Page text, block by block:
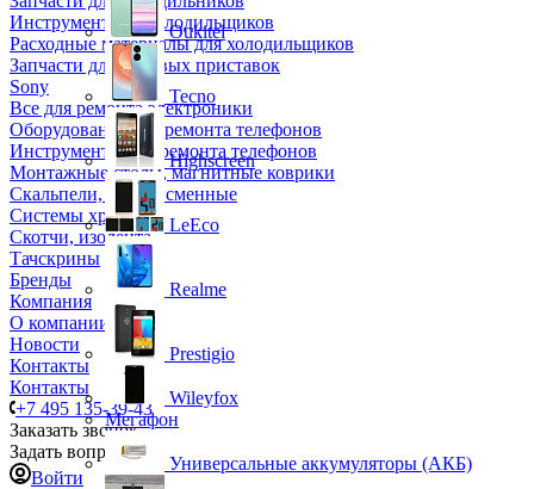
Инструмент для холодильщиков
Расходные материалы для холодильщиков
Запчасти для игровых приставок
Sony
Все для ремонта электроники
Оборудование для ремонта телефонов
Инструменты для ремонта телефонов
Монтажные столы, магнитные коврики
Скальпели, лезвия сменные
Системы хранения
Скотчи, изолента
Тачскрины
Бренды
Компания
О компании
Новости
Контакты
Контакты
+7 495 135-39-43
Заказать звонок
Задать вопрос
Войти
Oukitel
Tecno
Highscreen
LeEco
Realme
Prestigio
Wileyfox
Мегафон
Универсальные аккумуляторы (АКБ)